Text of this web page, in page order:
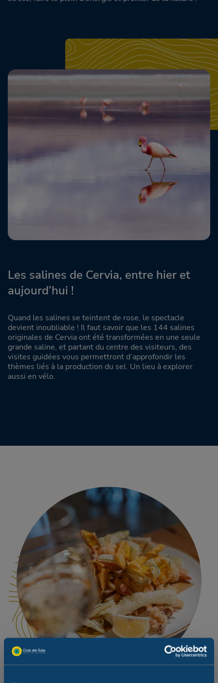
Les salines de Cervia, entre hier et
aujourd’hui !
Quand les salines se teintent de rose, le spectacle
devient inoubliable ! Il faut savoir que les 144 salines
originales de Cervia ont été transformées en une seule
grande saline, et partant du centre des visiteurs, des
visites guidées vous permettront d’approfondir les
thèmes liés à la production du sel. Un lieu à explorer
aussi en vélo.